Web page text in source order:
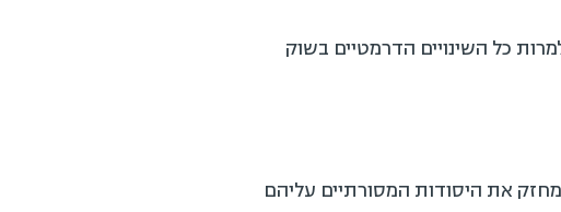
כל השינויים הדרמטיים בשוק
את היסודות המסורתיים עליהם